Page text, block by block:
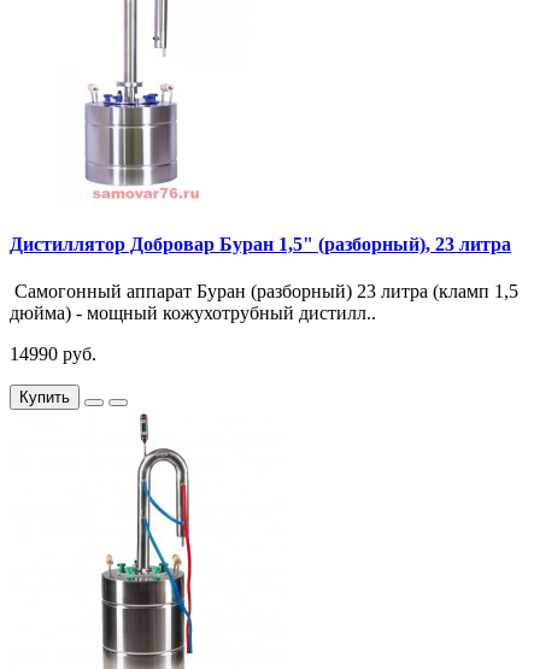
Дистиллятор Добровар Буран 1,5" (разборный), 23 литра
Самогонный аппарат Буран (разборный) 23 литра (кламп 1,5
дюйма) - мощный кожухотрубный дистилл..
14990 руб.
Купить